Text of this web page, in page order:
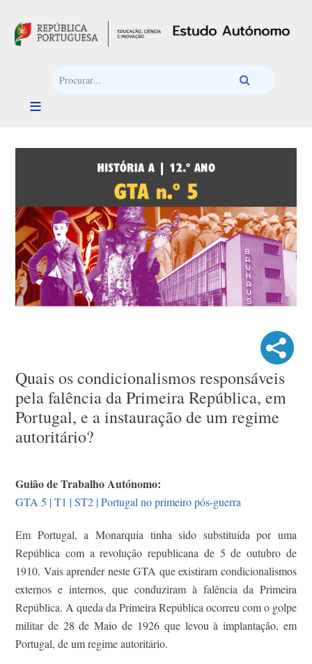
Quais os condicionalismos responsáveis
pela falência da Primeira República, em
Portugal, e a instauração de um regime
autoritário?
Guião de Trabalho Autónomo:
GTA 5 | T1 | ST2 | Portugal no primeiro pós-guerra
Em Portugal, a Monarquia tinha sido substituída por uma
República com a revolução republicana de 5 de outubro de
1910. Vais aprender neste GTA que existiram condicionalismos
externos e internos, que conduziram à falência da Primeira
República. A queda da Primeira República ocorreu com o golpe
militar de 28 de Maio de 1926 que levou à implantação, em
Portugal, de um regime autoritário.